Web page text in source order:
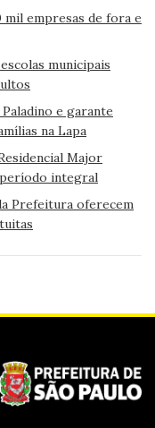
mil empresas de fora e
municipais
e garante
na Lapa
Major
período integral
Prefeitura oferecem